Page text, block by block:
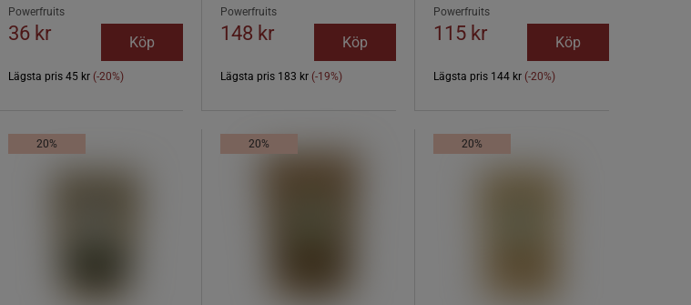
Powerfruits
36 kr Köp
Lägsta pris 45 kr (-20%)
Powerfruits
148 kr Köp
Lägsta pris 183 kr (-19%)
Powerfruits
115 kr Köp
Lägsta pris 144 kr (-20%)
20% 20% 20%